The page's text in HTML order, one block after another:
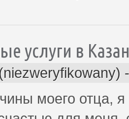
услуги в
моего отца,